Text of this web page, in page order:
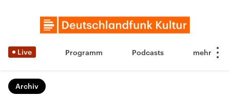
Live Programm Podcasts
Archiv